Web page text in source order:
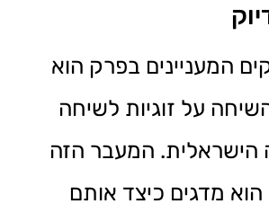
המעניינים בפרק הוא
על זוגיות לשיחה
הישראלית. המעבר הזה
הוא מדגים כיצד אותם